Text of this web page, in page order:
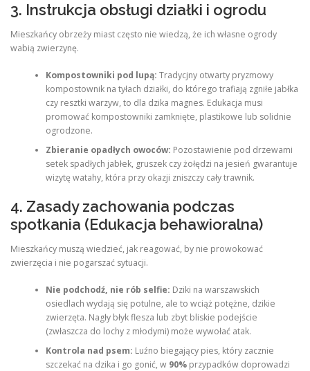
3. Instrukcja obsługi działki i ogrodu
Mieszkańcy obrzeży miast często nie wiedzą, że ich własne ogrody
wabią zwierzynę.
Kompostowniki pod lupą: Tradycjny otwarty pryzmowy
kompostownik na tyłach działki, do którego trafiają zgniłe jabłka
czy resztki warzyw, to dla dzika magnes. Edukacja musi
promować kompostowniki zamknięte, plastikowe lub solidnie
ogrodzone.
Zbieranie opadłych owoców: Pozostawienie pod drzewami
setek spadłych jabłek, gruszek czy żołędzi na jesień gwarantuje
wizytę watahy, która przy okazji zniszczy cały trawnik.
4. Zasady zachowania podczas
spotkania (Edukacja behawioralna)
Mieszkańcy muszą wiedzieć, jak reagować, by nie prowokować
zwierzęcia i nie pogarszać sytuacji.
Nie podchodź, nie rób selfie: Dziki na warszawskich
osiedlach wydają się potulne, ale to wciąż potężne, dzikie
zwierzęta. Nagły błyk flesza lub zbyt bliskie podejście
(zwłaszcza do lochy z młodymi) może wywołać atak.
Kontrola nad psem: Luźno biegający pies, który zacznie
szczekać na dzika i go gonić, w 90%przypadków doprowadzi